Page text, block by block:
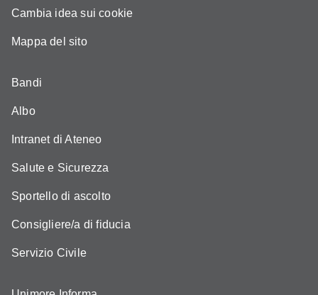
Cambia idea sui cookie
Mappa del sito
Bandi
Albo
Intranet di Ateneo
Salute e Sicurezza
Sportello di ascolto
Consigliere/a di fiducia
Servizio Civile